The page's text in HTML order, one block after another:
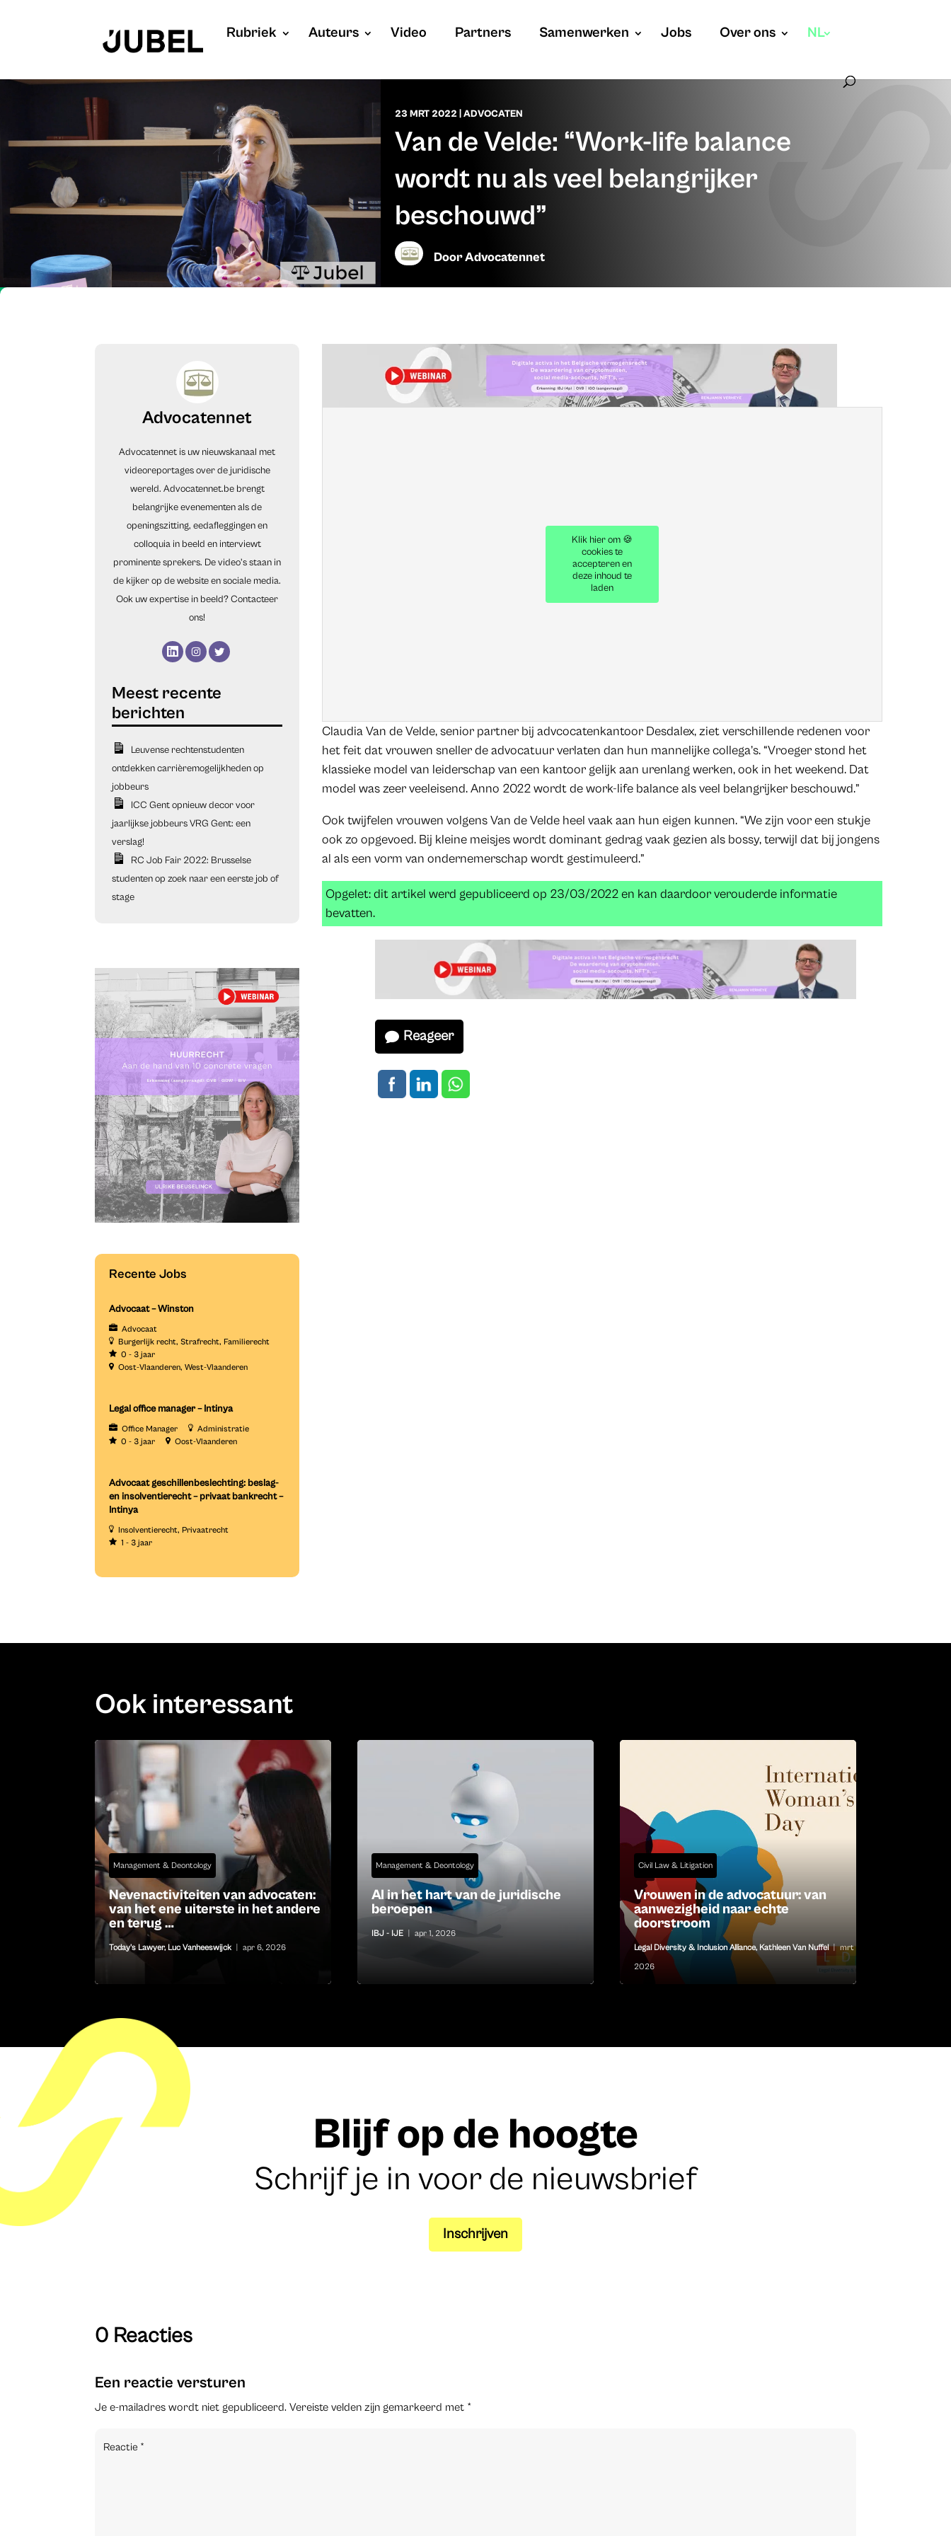
Rubriek Auteurs Video Partners Samenwerken Jobs Over ons NL
23 MRT 2022| ADVOCATEN
Van de Velde: “Work-life balance
wordt nu als veel belangrijker
beschouwd”
DoorAdvocatennet
Advocatennet
Advocatennet is uw nieuwskanaal met
videoreportages over de juridische
wereld. Advocatennet.be brengt
belangrijke evenementen als de
openingszitting, eedafleggingen en
colloquia in beeld en interviewt
prominente sprekers. De video's staan in
de kijker op de website en sociale media.
Ook uw expertise in beeld? Contacteer
ons!
Leuvense rechtenstudenten
ontdekken carrièremogelijkheden op
jobbeurs
ICC Gent opnieuw decor voor
jaarlijkse jobbeurs VRG Gent: een
verslag!
RC Job Fair 2022: Brusselse
studenten op zoek naar een eerste job of
stage
Recente Jobs
Advocaat – Winston
Advocaat
Burgerlijk recht Strafrecht Familierecht
0 - 3 jaar
Oost-Vlaanderen West-Vlaanderen
Legal office manager – Intinya
Office Manager
Administratie
0 - 3 jaar
Oost-Vlaanderen
Advocaat geschillenbeslechting: beslag-
en insolventierecht – privaat bankrecht –
Intinya
Insolventierecht Privaatrecht
1 - 3 jaar
Klik hier om 🍪
cookies te
accepteren en
deze inhoud te
laden
Claudia Van de Velde, senior partner bij advcocatenkantoor Desdalex, ziet verschillende redenen voor
het feit dat vrouwen sneller de advocatuur verlaten dan hun mannelijke collega’s. “Vroeger stond het
klassieke model van leiderschap van een kantoor gelijk aan urenlang werken, ook in het weekend. Dat
model was zeer veeleisend. Anno 2022 wordt de work-life balance als veel belangrijker beschouwd.”
Ook twijfelen vrouwen volgens Van de Velde heel vaak aan hun eigen kunnen. “We zijn voor een stukje
ook zo opgevoed. Bij kleine meisjes wordt dominant gedrag vaak gezien als bossy, terwijl dat bij jongens
al als een vorm van ondernemerschap wordt gestimuleerd.”
Opgelet: dit artikel werd gepubliceerd op 23/03/2022 en kan daardoor verouderde informatie
bevatten.
Reageer
Ook interessant
Management & Deontology
Nevenactiviteiten van advocaten:
van het ene uiterste in het andere
en terug …
Today's Lawyer, Luc Vanheeswijck apr 6, 2026
Management & Deontology
AI in het hart van de juridische
beroepen
IBJ - IJE apr 1, 2026
Civil Law & Litigation
Vrouwen in de advocatuur: van
aanwezigheid naar echte
doorstroom
Legal Diversity & Inclusion Alliance, Kathleen Van Nuffel | mrt 30,
2026
Blijf op de hoogte
Schrijf je in voor de nieuwsbrief
Inschrijven
0 Reacties
Een reactie versturen
Je e-mailadres wordt niet gepubliceerd. Vereiste velden zijn gemarkeerd met *